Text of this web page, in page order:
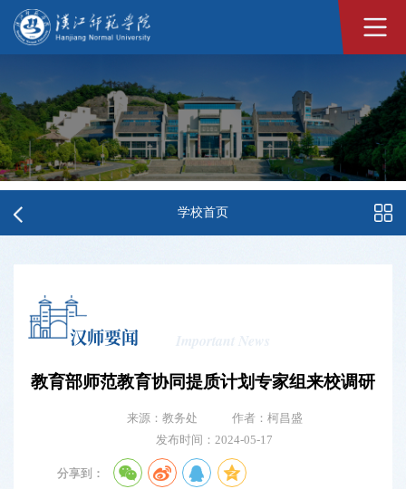
学校首页
汉师要闻 Important News
教育部师范教育协同提质计划专家组来校调研
来源：教务处
作者：柯昌盛
发布时间：2024-05-17
分享到：